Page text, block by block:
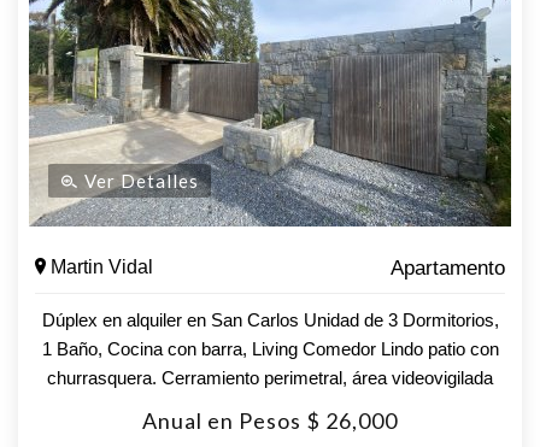
Ver Detalles
Martin Vidal Apartamento
Dúplex en alquiler en San Carlos Unidad de 3 Dormitorios,
1 Baño, Cocina con barra, Living Comedor Lindo patio con
churrasquera. Cerramiento perimetral, área videovigilada
con monitoreo. Estacionamiento Instalación para
lavarropas, previsión A.A. Bajos Gastos Comunes ($1.069)
Anual en Pesos $ 26,000